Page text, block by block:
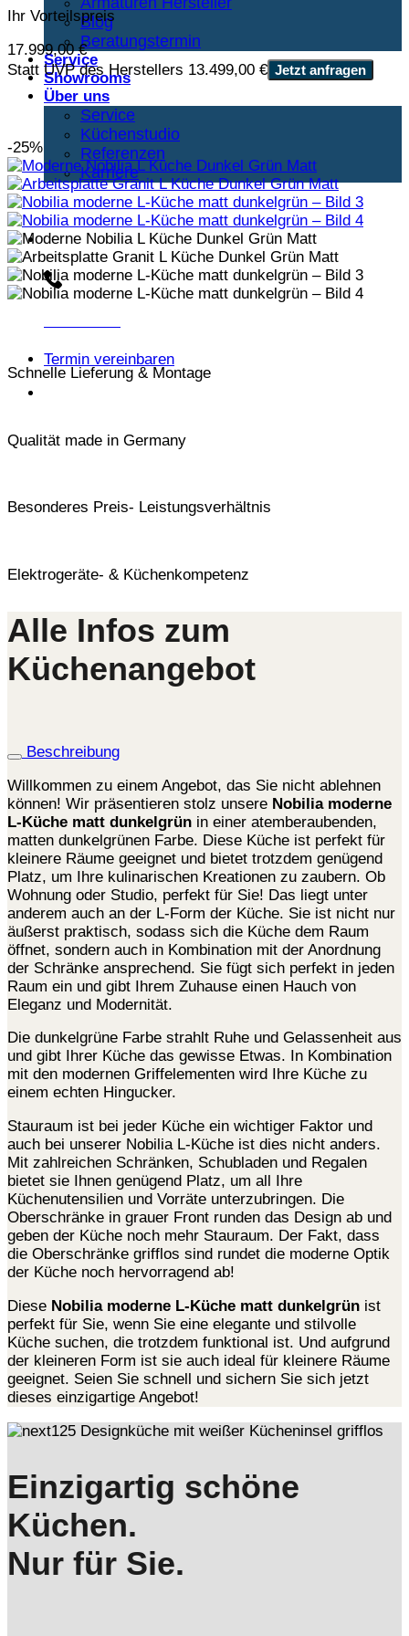
Blog
Beratungstermin
Service
Showrooms
Über uns
Service
Küchenstudio
Referenzen
Karriere
Beratungs-Hotline:
Termin vereinbaren
Ihr Vorteilspreis
17.999,00€
Statt UVP des Herstellers 13.499,00 € Jetzt anfragen
-25%
Schnelle Lieferung & Montage
Qualität made in Germany
Besonderes Preis- Leistungsverhältnis
Elektrogeräte- & Küchenkompetenz
Alle Infos zum
Küchenangebot
Beschreibung
Willkommen zu einem Angebot, das Sie nicht ablehnen
können! Wir präsentieren stolz unsere Nobilia moderne
L-Küche matt dunkelgrün in einer atemberaubenden,
matten dunkelgrünen Farbe. Diese Küche ist perfekt für
kleinere Räume geeignet und bietet trotzdem genügend
Platz, um Ihre kulinarischen Kreationen zu zaubern. Ob
Wohnung oder Studio, perfekt für Sie! Das liegt unter
anderem auch an der L-Form der Küche. Sie ist nicht nur
äußerst praktisch, sodass sich die Küche dem Raum
öffnet, sondern auch in Kombination mit der Anordnung
der Schränke ansprechend. Sie fügt sich perfekt in jeden
Raum ein und gibt Ihrem Zuhause einen Hauch von
Eleganz und Modernität.
Die dunkelgrüne Farbe strahlt Ruhe und Gelassenheit aus
und gibt Ihrer Küche das gewisse Etwas. In Kombination
mit den modernen Griffelementen wird Ihre Küche zu
einem echten Hingucker.
Stauraum ist bei jeder Küche ein wichtiger Faktor und
auch bei unserer Nobilia L-Küche ist dies nicht anders.
Mit zahlreichen Schränken, Schubladen und Regalen
bietet sie Ihnen genügend Platz, um all Ihre
Küchenutensilien und Vorräte unterzubringen. Die
Oberschränke in grauer Front runden das Design ab und
geben der Küche noch mehr Stauraum. Der Fakt, dass
die Oberschränke grifflos sind rundet die moderne Optik
der Küche noch hervorragend ab!
Diese Nobilia moderne L-Küche matt dunkelgrün ist
perfekt für Sie, wenn Sie eine elegante und stilvolle
Küche suchen, die trotzdem funktional ist. Und aufgrund
der kleineren Form ist sie auch ideal für kleinere Räume
geeignet. Seien Sie schnell und sichern Sie sich jetzt
dieses einzigartige Angebot!
Einzigartig schöne
Küchen.
Nur für Sie.